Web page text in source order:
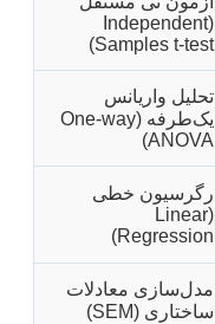
(Independent
Samples t-test)
تحلیل واریانس
یک‌طرفه (One-way
ANOVA)
رگرسیون خطی
(Linear
Regression)
مدل‌سازی معادلات
ساختاری (SEM)